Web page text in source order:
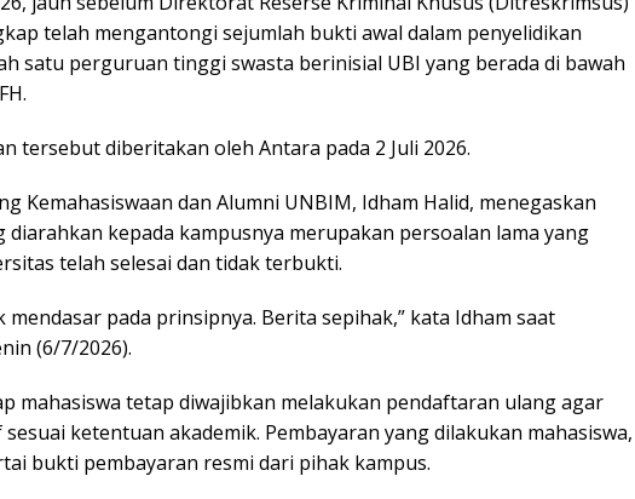
telah mengantongi sejumlah bukti awal dalam penyelidikan
satu perguruan tinggi swasta berinisial UBI yang berada di bawah
tersebut diberitakan oleh Antara pada 2 Juli 2026.
Kemahasiswaan dan Alumni UNBIM, Idham Halid, menegaskan
diarahkan kepada kampusnya merupakan persoalan lama yang
telah selesai dan tidak terbukti.
mendasar pada prinsipnya. Berita sepihak,” kata Idham saat
(6/7/2026).
mahasiswa tetap diwajibkan melakukan pendaftaran ulang agar
ketentuan akademik. Pembayaran yang dilakukan mahasiswa,
bukti pembayaran resmi dari pihak kampus.